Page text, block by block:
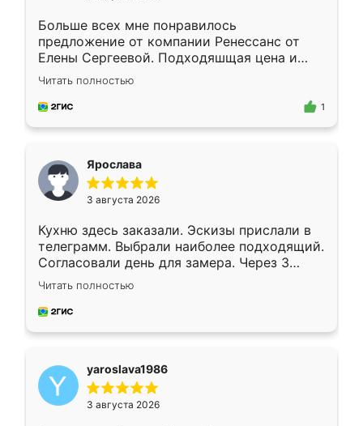
Больше всех мне понравилось
предложение от компании Ренессанс от
Елены Сергеевой. Подходяшщая цена и
короткие сроки изготовления. Приехавший
для замера сотрудник Владислав
предложил по моему эскизу самый
Читать полностью
1
Ярослава
3 августа 2026
Кухню здесь заказали. Эскизы прислали в
телеграмм. Выбрали наиболее подходящий.
Согласовали день для замера. Через 3
недели кухня была уже готова. Остались
довольны работой. Спасибо Ренессанс
мебель за качественную работу!
Читать полностью
yaroslava1986
3 августа 2026